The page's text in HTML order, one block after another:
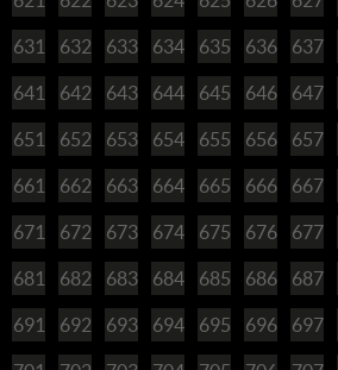
631 632 633 634 635 636 637
641 642 643 644 645 646 647
651 652 653 654 655 656 657
661 662 663 664 665 666 667
671 672 673 674 675 676 677
681 682 683 684 685 686 687
691 692 693 694 695 696 697